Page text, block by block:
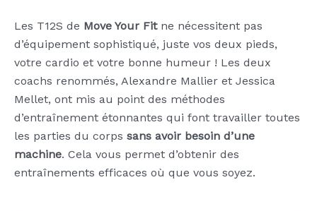
Les T12S de Move Your Fitne nécessitent pas
d’équipement sophistiqué, juste vos deux pieds,
votre cardio et votre bonne humeur ! Les deux
coachs renommés, Alexandre Mallier et Jessica
Mellet, ont mis au point des méthodes
d’entraînement étonnantes qui font travailler toutes
les parties du corps sans avoir besoin d’une
machine. Cela vous permet d’obtenir des
entraînements efficaces où que vous soyez.